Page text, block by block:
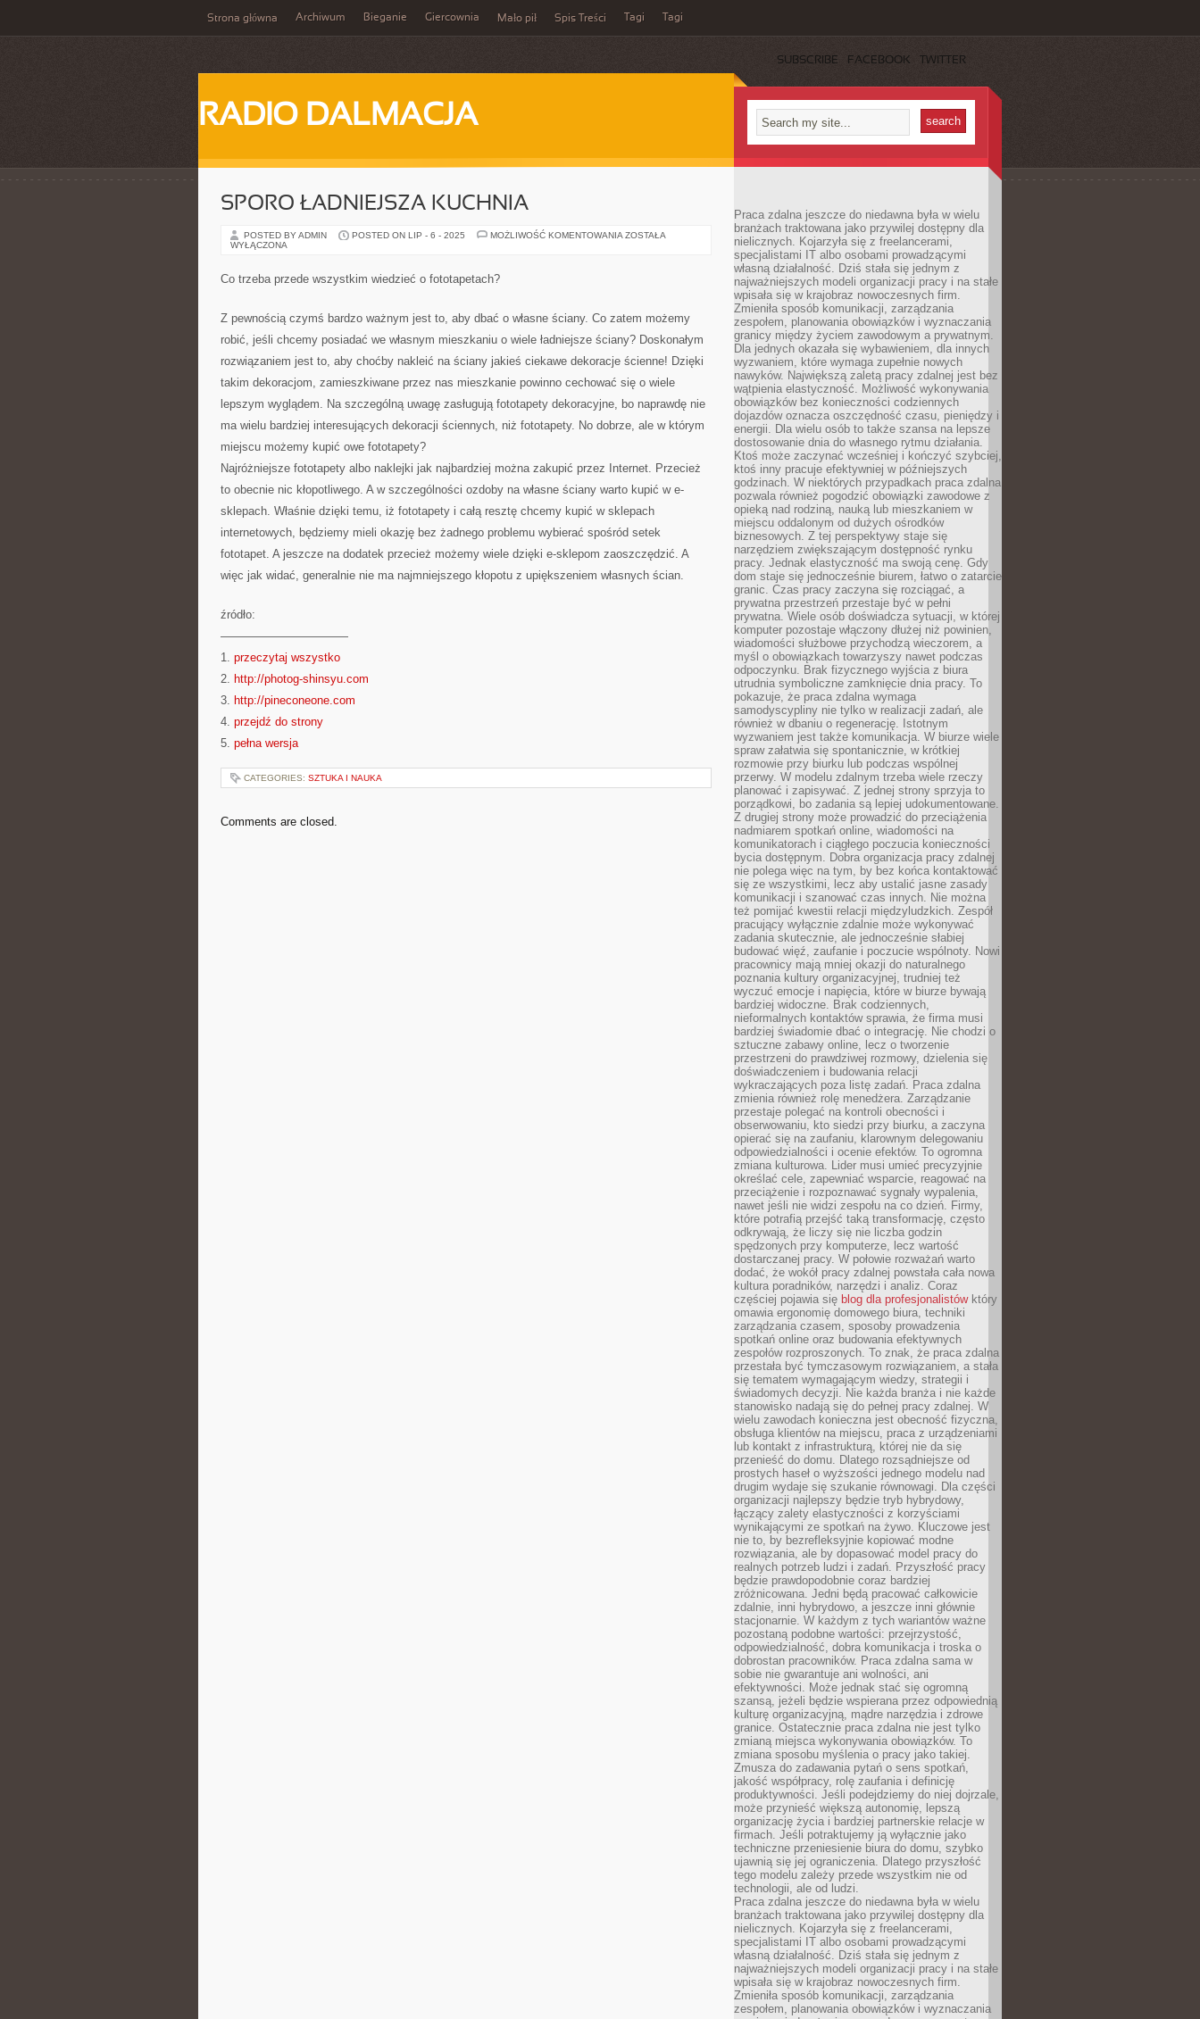
Strona główna Archiwum Bieganie Giercownia Mało pił Spis Treści Tagi Tagi
SUBSCRIBE FACEBOOK TWITTER
RADIO DALMACJA
SPORO ŁADNIEJSZA KUCHNIA
POSTED BY ADMIN POSTED ON LIP - 6 - 2025 MOŻLIWOŚĆ KOMENTOWANIA SPORO
ZOSTAŁA
WYŁĄCZONA
Co trzeba przede wszystkim wiedzieć o fototapetach?
Z pewnością czymś bardzo ważnym jest to, aby dbać o własne ściany. Co zatem możemy
robić, jeśli chcemy posiadać we własnym mieszkaniu o wiele ładniejsze ściany? Doskonałym
rozwiązaniem jest to, aby choćby nakleić na ściany jakieś ciekawe dekoracje ścienne! Dzięki
takim dekoracjom, zamieszkiwane przez nas mieszkanie powinno cechować się o wiele
lepszym wyglądem. Na szczególną uwagę zasługują fototapety dekoracyjne, bo naprawdę nie
ma wielu bardziej interesujących dekoracji ściennych, niż fototapety. No dobrze, ale w którym
miejscu możemy kupić owe fototapety?
Najróżniejsze fototapety albo naklejki jak najbardziej można zakupić przez Internet. Przecież
to obecnie nic kłopotliwego. A w szczególności ozdoby na własne ściany warto kupić w e-
sklepach. Właśnie dzięki temu, iż fototapety i całą resztę chcemy kupić w sklepach
internetowych, będziemy mieli okazję bez żadnego problemu wybierać spośród setek
fototapet. A jeszcze na dodatek przecież możemy wiele dzięki e-sklepom zaoszczędzić. A
więc jak widać, generalnie nie ma najmniejszego kłopotu z upiększeniem własnych ścian.
źródło:
———————————
1. przeczytaj wszystko
2. http://photog-shinsyu.com
3. http://pineconeone.com
4. przejdź do strony
5. pełna wersja
CATEGORIES: SZTUKA I NAUKA
Comments are closed.
Praca zdalna jeszcze do niedawna była w wielu
branżach traktowana jako przywilej dostępny dla
nielicznych. Kojarzyła się z freelancerami,
specjalistami IT albo osobami prowadzącymi
własną działalność. Dziś stała się jednym z
najważniejszych modeli organizacji pracy i na stałe
wpisała się w krajobraz nowoczesnych firm.
Zmieniła sposób komunikacji, zarządzania
zespołem, planowania obowiązków i wyznaczania
granicy między życiem zawodowym a prywatnym.
Dla jednych okazała się wybawieniem, dla innych
wyzwaniem, które wymaga zupełnie nowych
nawyków. Największą zaletą pracy zdalnej jest bez
wątpienia elastyczność. Możliwość wykonywania
obowiązków bez konieczności codziennych
dojazdów oznacza oszczędność czasu, pieniędzy i
energii. Dla wielu osób to także szansa na lepsze
dostosowanie dnia do własnego rytmu działania.
Ktoś może zaczynać wcześniej i kończyć szybciej,
ktoś inny pracuje efektywniej w późniejszych
godzinach. W niektórych przypadkach praca zdalna
pozwala również pogodzić obowiązki zawodowe z
opieką nad rodziną, nauką lub mieszkaniem w
miejscu oddalonym od dużych ośrodków
biznesowych. Z tej perspektywy staje się
narzędziem zwiększającym dostępność rynku
pracy. Jednak elastyczność ma swoją cenę. Gdy
dom staje się jednocześnie biurem, łatwo o zatarcie
granic. Czas pracy zaczyna się rozciągać, a
prywatna przestrzeń przestaje być w pełni
prywatna. Wiele osób doświadcza sytuacji, w której
komputer pozostaje włączony dłużej niż powinien,
wiadomości służbowe przychodzą wieczorem, a
myśl o obowiązkach towarzyszy nawet podczas
odpoczynku. Brak fizycznego wyjścia z biura
utrudnia symboliczne zamknięcie dnia pracy. To
pokazuje, że praca zdalna wymaga
samodyscypliny nie tylko w realizacji zadań, ale
również w dbaniu o regenerację. Istotnym
wyzwaniem jest także komunikacja. W biurze wiele
spraw załatwia się spontanicznie, w krótkiej
rozmowie przy biurku lub podczas wspólnej
przerwy. W modelu zdalnym trzeba wiele rzeczy
planować i zapisywać. Z jednej strony sprzyja to
porządkowi, bo zadania są lepiej udokumentowane.
Z drugiej strony może prowadzić do przeciążenia
nadmiarem spotkań online, wiadomości na
komunikatorach i ciągłego poczucia konieczności
bycia dostępnym. Dobra organizacja pracy zdalnej
nie polega więc na tym, by bez końca kontaktować
się ze wszystkimi, lecz aby ustalić jasne zasady
komunikacji i szanować czas innych. Nie można
też pomijać kwestii relacji międzyludzkich. Zespół
pracujący wyłącznie zdalnie może wykonywać
zadania skutecznie, ale jednocześnie słabiej
budować więź, zaufanie i poczucie wspólnoty. Nowi
pracownicy mają mniej okazji do naturalnego
poznania kultury organizacyjnej, trudniej też
wyczuć emocje i napięcia, które w biurze bywają
bardziej widoczne. Brak codziennych,
nieformalnych kontaktów sprawia, że firma musi
bardziej świadomie dbać o integrację. Nie chodzi o
sztuczne zabawy online, lecz o tworzenie
przestrzeni do prawdziwej rozmowy, dzielenia się
doświadczeniem i budowania relacji
wykraczających poza listę zadań. Praca zdalna
zmienia również rolę menedżera. Zarządzanie
przestaje polegać na kontroli obecności i
obserwowaniu, kto siedzi przy biurku, a zaczyna
opierać się na zaufaniu, klarownym delegowaniu
odpowiedzialności i ocenie efektów. To ogromna
zmiana kulturowa. Lider musi umieć precyzyjnie
określać cele, zapewniać wsparcie, reagować na
przeciążenie i rozpoznawać sygnały wypalenia,
nawet jeśli nie widzi zespołu na co dzień. Firmy,
które potrafią przejść taką transformację, często
odkrywają, że liczy się nie liczba godzin
spędzonych przy komputerze, lecz wartość
dostarczanej pracy. W połowie rozważań warto
dodać, że wokół pracy zdalnej powstała cała nowa
kultura poradników, narzędzi i analiz. Coraz
częściej pojawia się blog dla profesjonalistówktóry
omawia ergonomię domowego biura, techniki
zarządzania czasem, sposoby prowadzenia
spotkań online oraz budowania efektywnych
zespołów rozproszonych. To znak, że praca zdalna
przestała być tymczasowym rozwiązaniem, a stała
się tematem wymagającym wiedzy, strategii i
świadomych decyzji. Nie każda branża i nie każde
stanowisko nadają się do pełnej pracy zdalnej. W
wielu zawodach konieczna jest obecność fizyczna,
obsługa klientów na miejscu, praca z urządzeniami
lub kontakt z infrastrukturą, której nie da się
przenieść do domu. Dlatego rozsądniejsze od
prostych haseł o wyższości jednego modelu nad
drugim wydaje się szukanie równowagi. Dla części
organizacji najlepszy będzie tryb hybrydowy,
łączący zalety elastyczności z korzyściami
wynikającymi ze spotkań na żywo. Kluczowe jest
nie to, by bezrefleksyjnie kopiować modne
rozwiązania, ale by dopasować model pracy do
realnych potrzeb ludzi i zadań. Przyszłość pracy
będzie prawdopodobnie coraz bardziej
zróżnicowana. Jedni będą pracować całkowicie
zdalnie, inni hybrydowo, a jeszcze inni głównie
stacjonarnie. W każdym z tych wariantów ważne
pozostaną podobne wartości: przejrzystość,
odpowiedzialność, dobra komunikacja i troska o
dobrostan pracowników. Praca zdalna sama w
sobie nie gwarantuje ani wolności, ani
efektywności. Może jednak stać się ogromną
szansą, jeżeli będzie wspierana przez odpowiednią
kulturę organizacyjną, mądre narzędzia i zdrowe
granice. Ostatecznie praca zdalna nie jest tylko
zmianą miejsca wykonywania obowiązków. To
zmiana sposobu myślenia o pracy jako takiej.
Zmusza do zadawania pytań o sens spotkań,
jakość współpracy, rolę zaufania i definicję
produktywności. Jeśli podejdziemy do niej dojrzale,
może przynieść większą autonomię, lepszą
organizację życia i bardziej partnerskie relacje w
firmach. Jeśli potraktujemy ją wyłącznie jako
techniczne przeniesienie biura do domu, szybko
ujawnią się jej ograniczenia. Dlatego przyszłość
tego modelu zależy przede wszystkim nie od
technologii, ale od ludzi.
Praca zdalna jeszcze do niedawna była w wielu
branżach traktowana jako przywilej dostępny dla
nielicznych. Kojarzyła się z freelancerami,
specjalistami IT albo osobami prowadzącymi
własną działalność. Dziś stała się jednym z
najważniejszych modeli organizacji pracy i na stałe
wpisała się w krajobraz nowoczesnych firm.
Zmieniła sposób komunikacji, zarządzania
zespołem, planowania obowiązków i wyznaczania